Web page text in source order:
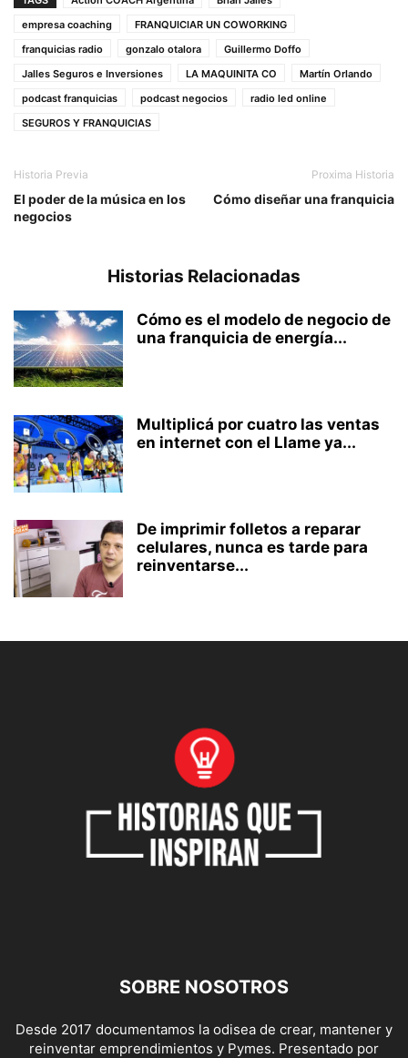
empresa coaching
FRANQUICIAR UN COWORKING
franquicias radio
gonzalo otalora
Guillermo Doffo
Jalles Seguros e Inversiones
LA MAQUINITA CO
Martín Orlando
podcast franquicias
podcast negocios
radio led online
SEGUROS Y FRANQUICIAS
Historia Previa
El poder de la música en los
negocios
Proxima Historia
Cómo diseñar una franquicia
Historias Relacionadas
Cómo es el modelo de negocio de
una franquicia de energía...
Multiplicá por cuatro las ventas
en internet con el Llame ya...
De imprimir folletos a reparar
celulares, nunca es tarde para
reinventarse...
SOBRE NOSOTROS
Desde 2017 documentamos la odisea de crear, mantener y
reinventar emprendimientos y Pymes. Presentado por